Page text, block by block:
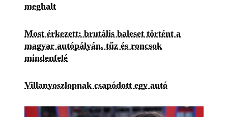
meghalt
Most érkezett: brutális baleset történt a
magyar autópályán, tűz és roncsok
mindenfelé
Villanyoszlopnak csapódott egy autó